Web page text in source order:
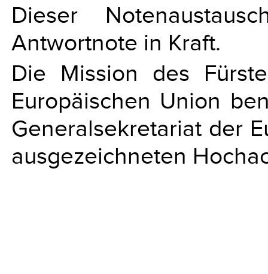
Dieser
Antwortnote in Kraft.
Die Mission des
Europäischen Union
Generalsekretariat der
ausgezeichneten